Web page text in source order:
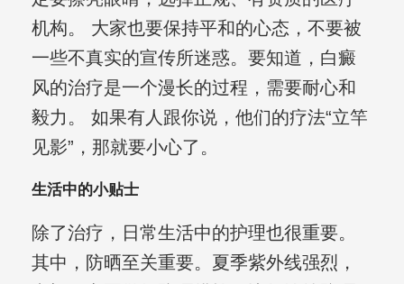
机构。 大家也要保持平和的心态，不要被
一些不真实的宣传所迷惑。要知道，白癜
风的治疗是一个漫长的过程，需要耐心和
毅力。 如果有人跟你说，他们的疗法“立竿
见影”，那就要小心了。
生活中的小贴士
除了治疗，日常生活中的护理也很重要。
其中，防晒至关重要。夏季紫外线强烈，